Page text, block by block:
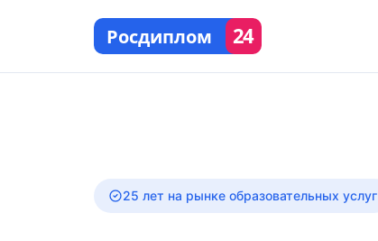
Росдиплом 24
25 лет на рынке образовательных услуг